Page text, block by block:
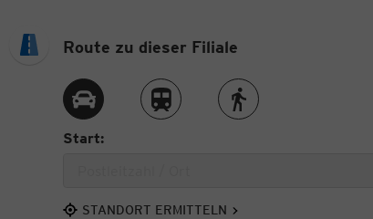
Route zu dieser Filiale
Route per AutoRoute per ZugRoute zu Fuß
Start:
STANDORT ERMITTELN